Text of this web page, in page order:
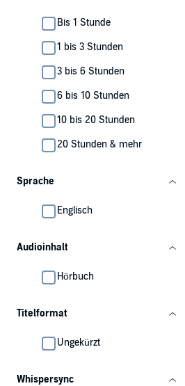
Bis 1 Stunde
1 bis 3 Stunden
3 bis 6 Stunden
6 bis 10 Stunden
10 bis 20 Stunden
20 Stunden & mehr
Sprache
Englisch
Audioinhalt
Hörbuch
Titelformat
Ungekürzt
Whispersync